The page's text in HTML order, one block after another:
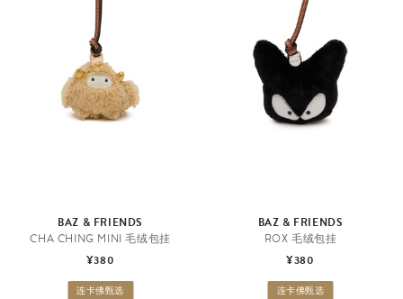
BAZ & FRIENDS
CHA CHING MINI 毛绒包挂
¥380
连卡佛甄选
BAZ & FRIENDS
ROX 毛绒包挂
¥380
连卡佛甄选